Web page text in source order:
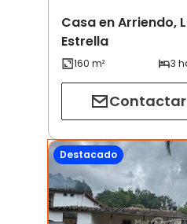
Casa en Arriendo,
Estrella
Contactar
Destacado